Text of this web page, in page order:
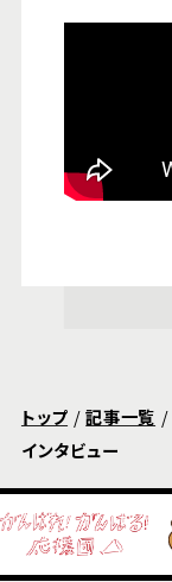
トップ 記事一覧
インタビュー